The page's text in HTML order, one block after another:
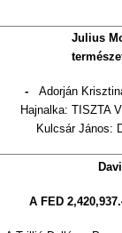
Julius
- Adorján
Hajnalka: TISZTA
Kulcsár János:
A FED